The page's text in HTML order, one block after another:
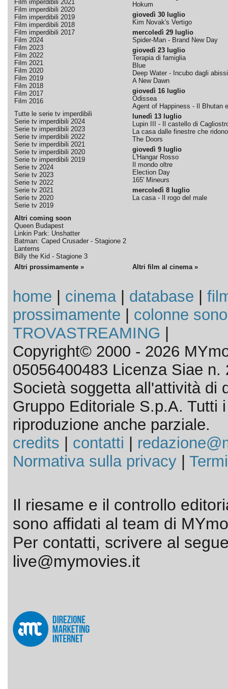
Film imperdibili 2021
Film imperdibili 2020
Film imperdibili 2019
Film imperdibili 2018
Film imperdibili 2017
Film 2024
Film 2023
Film 2022
Film 2021
Film 2020
Film 2019
Film 2018
Film 2017
Film 2016
Tutte le serie tv imperdibili
Serie tv imperdibili 2024
Serie tv imperdibili 2023
Serie tv imperdibili 2022
Serie tv imperdibili 2021
Serie tv imperdibili 2020
Serie tv imperdibili 2019
Serie tv 2024
Serie tv 2023
Serie tv 2022
Serie tv 2021
Serie tv 2020
Serie tv 2019
Altri coming soon
Queen Budapest
Linkin Park: Unshatter
Batman: Caped Crusader - Stagione 2
Lanterns
Billy the Kid - Stagione 3
Hokum
giovedì 30 luglio
Kim Novak's Vertigo
mercoledì 29 luglio
Spider-Man - Brand New Day
giovedì 23 luglio
Terapia di famiglia
Blue
Deep Water - Incubo dagli abissi
A New Dawn
giovedì 16 luglio
Odissea
Agent of Happiness - Il Bhutan
lunedì 13 luglio
Lupin III - Il castello di
La casa dalle finestre che ridono
The Doors
giovedì 9 luglio
L'Hangar Rosso
Il mondo oltre
Election Day
165' Mineurs
mercoledì 8 luglio
La casa - Il rogo del male
Altri prossimamente » Altri film al cinema »
home cinema| database
prossimamente
colonne
TROVASTREAMING
Copyright© 2000 - 2026
05056400483 Licenza Siae n.
Società soggetta all'attività di
Gruppo Editoriale S.p.A. Tutti
riproduzione anche parziale.
credits
contatti
Normativa sulla privacy|
Il riesame e il controllo
sono affidati al team di
Per contatti, scrivere al
live@mymovies.it